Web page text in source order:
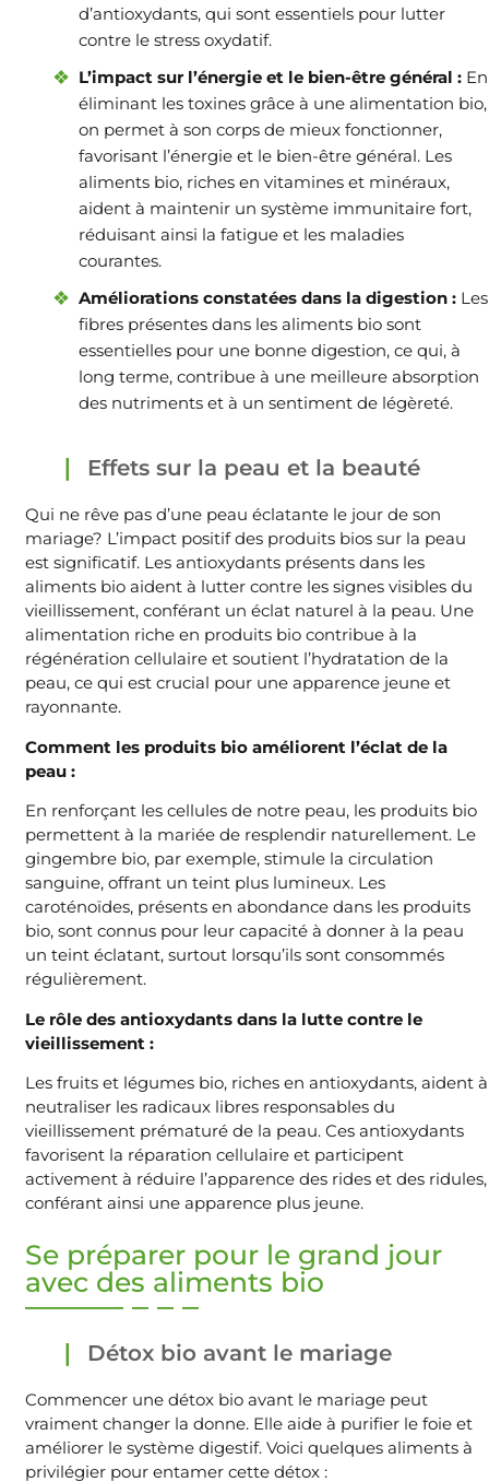
d’antioxydants, qui sont essentiels pour lutter
contre le stress oxydatif.
L’impact sur l’énergie et le bien-être général : En
éliminant les toxines grâce à une alimentation bio,
on permet à son corps de mieux fonctionner,
favorisant l’énergie et le bien-être général. Les
aliments bio, riches en vitamines et minéraux,
aident à maintenir un système immunitaire fort,
réduisant ainsi la fatigue et les maladies
courantes.
Améliorations constatées dans la digestion : Les
fibres présentes dans les aliments bio sont
essentielles pour une bonne digestion, ce qui, à
long terme, contribue à une meilleure absorption
des nutriments et à un sentiment de légèreté.
Effets sur la peau et la beauté
Qui ne rêve pas d’une peau éclatante le jour de son
mariage? L’impact positif des produits bios sur la peau
est significatif. Les antioxydants présents dans les
aliments bio aident à lutter contre les signes visibles du
vieillissement, conférant un éclat naturel à la peau. Une
alimentation riche en produits bio contribue à la
régénération cellulaire et soutient l’hydratation de la
peau, ce qui est crucial pour une apparence jeune et
rayonnante.
Comment les produits bio améliorent l’éclat de la
peau :
En renforçant les cellules de notre peau, les produits bio
permettent à la mariée de resplendir naturellement. Le
gingembre bio, par exemple, stimule la circulation
sanguine, offrant un teint plus lumineux. Les
caroténoïdes, présents en abondance dans les produits
bio, sont connus pour leur capacité à donner à la peau
un teint éclatant, surtout lorsqu’ils sont consommés
régulièrement.
Le rôle des antioxydants dans la lutte contre le
vieillissement :
Les fruits et légumes bio, riches en antioxydants, aident à
neutraliser les radicaux libres responsables du
vieillissement prématuré de la peau. Ces antioxydants
favorisent la réparation cellulaire et participent
activement à réduire l’apparence des rides et des ridules,
conférant ainsi une apparence plus jeune.
Se préparer pour le grand jour
avec des aliments bio
Détox bio avant le mariage
Commencer une détox bio avant le mariage peut
vraiment changer la donne. Elle aide à purifier le foie et
améliorer le système digestif. Voici quelques aliments à
privilégier pour entamer cette détox :